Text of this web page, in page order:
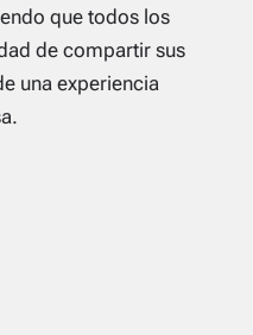
que todos los
de compartir sus
una experiencia